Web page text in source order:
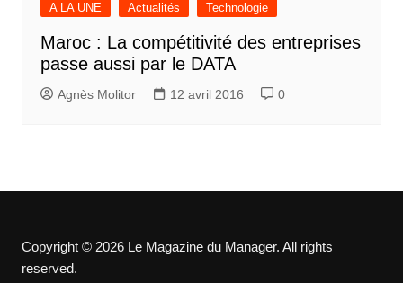
A LA UNE Actualités Technologie
Maroc : La compétitivité des entreprises
passe aussi par le DATA
Agnès Molitor 12 avril 2016 0
Copyright © 2026 Le Magazine du Manager. All rights
reserved.